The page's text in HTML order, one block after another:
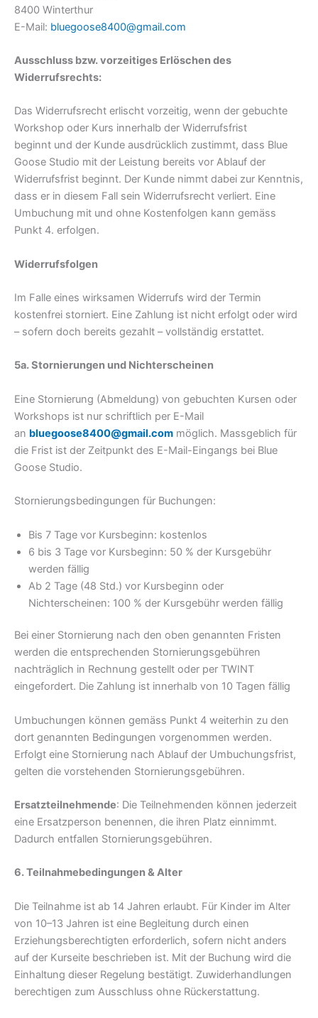
8400 Winterthur
E-Mail: bluegoose8400@gmail.com
Ausschluss bzw. vorzeitiges Erlöschen des
Widerrufsrechts:
Das Widerrufsrecht erlischt vorzeitig, wenn der gebuchte
Workshop oder Kurs innerhalb der Widerrufsfrist
beginnt und der Kunde ausdrücklich zustimmt, dass Blue
Goose Studio mit der Leistung bereits vor Ablauf der
Widerrufsfrist beginnt. Der Kunde nimmt dabei zur Kenntnis,
dass er in diesem Fall sein Widerrufsrecht verliert. Eine
Umbuchung mit und ohne Kostenfolgen kann gemäss
Punkt 4. erfolgen.
Widerrufsfolgen
Im Falle eines wirksamen Widerrufs wird der Termin
kostenfrei storniert. Eine Zahlung ist nicht erfolgt oder wird
– sofern doch bereits gezahlt – vollständig erstattet.
5a. Stornierungen und Nichterscheinen
Eine Stornierung (Abmeldung) von gebuchten Kursen oder
Workshops ist nur schriftlich per E-Mail
an bluegoose8400@gmail.com möglich. Massgeblich für
die Frist ist der Zeitpunkt des E-Mail-Eingangs bei Blue
Goose Studio.
Stornierungsbedingungen für Buchungen:
Bis 7 Tage vor Kursbeginn: kostenlos
6 bis 3 Tage vor Kursbeginn: 50 % der Kursgebühr
werden fällig
Ab 2 Tage (48 Std.) vor Kursbeginn oder
Nichterscheinen: 100 % der Kursgebühr werden fällig
Bei einer Stornierung nach den oben genannten Fristen
werden die entsprechenden Stornierungsgebühren
nachträglich in Rechnung gestellt oder per TWINT
eingefordert. Die Zahlung ist innerhalb von 10 Tagen fällig
Umbuchungen können gemäss Punkt 4 weiterhin zu den
dort genannten Bedingungen vorgenommen werden.
Erfolgt eine Stornierung nach Ablauf der Umbuchungsfrist,
gelten die vorstehenden Stornierungsgebühren.
Ersatzteilnehmende: Die Teilnehmenden können jederzeit
eine Ersatzperson benennen, die ihren Platz einnimmt.
Dadurch entfallen Stornierungsgebühren.
6. Teilnahmebedingungen & Alter
Die Teilnahme ist ab 14 Jahren erlaubt. Für Kinder im Alter
von 10–13 Jahren ist eine Begleitung durch einen
Erziehungsberechtigten erforderlich, sofern nicht anders
auf der Kurseite beschrieben ist. Mit der Buchung wird die
Einhaltung dieser Regelung bestätigt. Zuwiderhandlungen
berechtigen zum Ausschluss ohne Rückerstattung.